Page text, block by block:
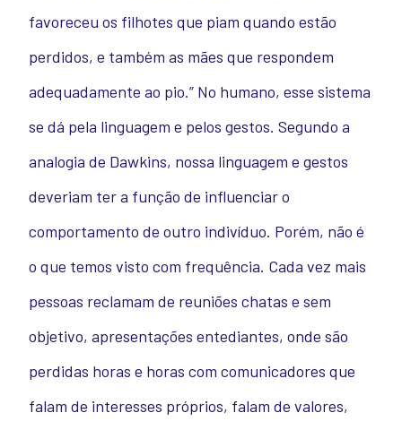
favoreceu os filhotes que piam quando estão
perdidos, e também as mães que respondem
adequadamente ao pio.” No humano, esse sistema
se dá pela linguagem e pelos gestos. Segundo a
analogia de Dawkins, nossa linguagem e gestos
deveriam ter a função de influenciar o
comportamento de outro indivíduo. Porém, não é
o que temos visto com frequência. Cada vez mais
pessoas reclamam de reuniões chatas e sem
objetivo, apresentações entediantes, onde são
perdidas horas e horas com comunicadores que
falam de interesses próprios, falam de valores,